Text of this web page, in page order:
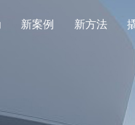
新案例 新方法